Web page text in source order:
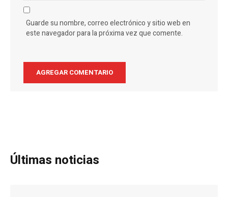
Guarde su nombre, correo electrónico y sitio web en
este navegador para la próxima vez que comente.
Últimas noticias